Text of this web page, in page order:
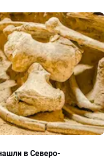
в Северо-